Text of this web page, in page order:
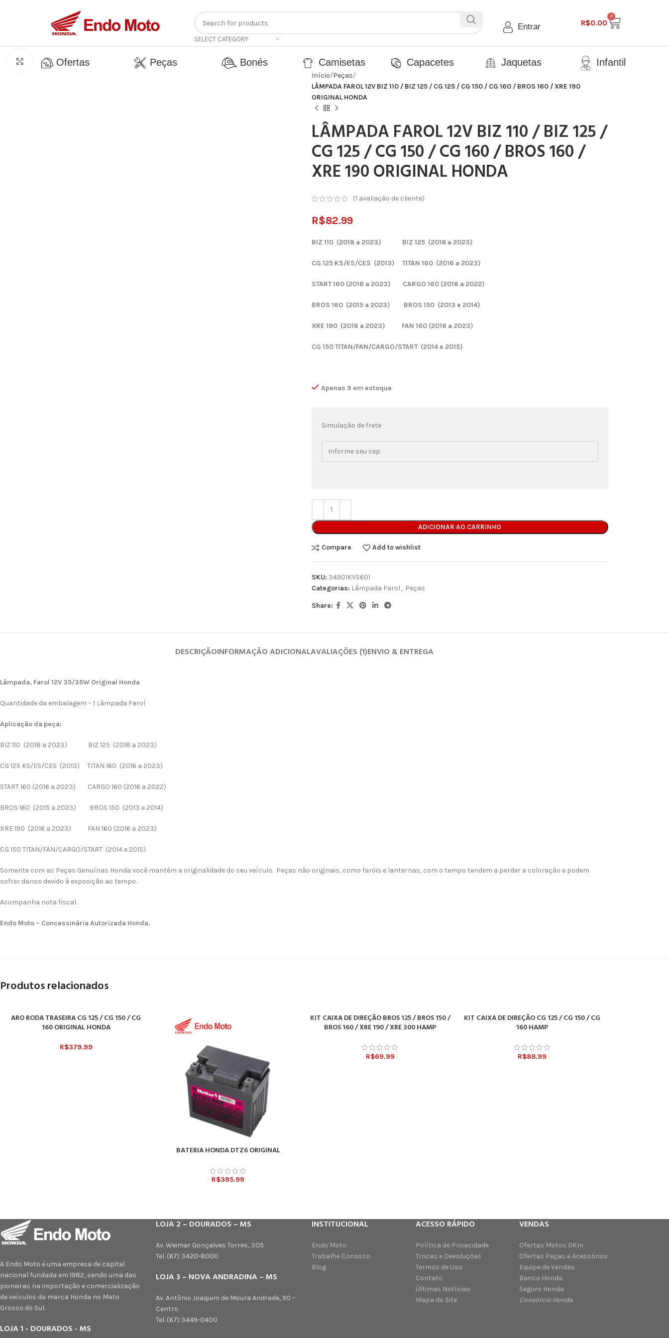
SELECT CATEGORY
Entrar R$0.00
0
Ofertas Peças Bonés Camisetas Capacetes Jaquetas Infantil
Click to enlarge
Início Peças
LÂMPADA FAROL 12V BIZ 110 / BIZ 125 / CG 125 / CG 150 / CG 160 / BROS 160 / XRE 190
ORIGINAL HONDA
LÂMPADA FAROL 12V BIZ 110 / BIZ 125 /
CG 125 / CG 150 / CG 160 / BROS 160 /
XRE 190 ORIGINAL HONDA
(1 avaliação de cliente)
R$82.99
BIZ 110 (2018 a 2023) BIZ 125 (2018 a 2023)
CG 125 KS/ES/CES (2013) TITAN 160 (2016 a 2023)
START 160 (2016 a 2023) CARGO 160 (2016 a 2022)
BROS 160 (2015 a 2023) BROS 150 (2013 e 2014)
XRE 190 (2016 a 2023) FAN 160 (2016 a 2023)
CG 150 TITAN/FAN/CARGO/START (2014 e 2015)
Apenas 9 em estoque
Simulação de frete
ADICIONAR AO CARRINHO
Compare Add to wishlist
SKU: 34901KVS601
Categorias: Lâmpada Farol , Peças
Share:
DESCRIÇÃOINFORMAÇÃO ADICIONALAVALIAÇÕES (1)ENVIO & ENTREGA
Lâmpada, Farol 12V 35/35W Original Honda
Quantidade da embalagem – 1 Lâmpada Farol
Aplicação da peça:
BIZ 110 (2018 a 2023) BIZ 125 (2018 a 2023)
CG 125 KS/ES/CES (2013) TITAN 160 (2016 a 2023)
START 160 (2016 a 2023) CARGO 160 (2016 a 2022)
BROS 160 (2015 a 2023) BROS 150 (2013 e 2014)
XRE 190 (2016 a 2023) FAN 160 (2016 a 2023)
CG 150 TITAN/FAN/CARGO/START (2014 e 2015)
Somente com as Peças Genuínas Honda você mantém a originalidade do seu veículo. Peças não originais, como faróis e lanternas, com o tempo tendem a perder a coloração e podem
sofrer danos devido à exposição ao tempo.
Acompanha nota fiscal.
Endo Moto – Concessinária Autorizada Honda.
Produtos relacionados
ADICIONAR AO CARRINHO
ARO RODA TRASEIRA CG 125 / CG 150 / CG
160 ORIGINAL HONDA
R$379.99
ADICIONAR AO CARRINHO
BATERIA HONDA DTZ6 ORIGINAL
R$395.99
ADICIONAR AO CARRINHO
KIT CAIXA DE DIREÇÃO BROS 125 / BROS 150 /
BROS 160 / XRE 190 / XRE 300 HAMP
R$69.99
ADICIONAR AO CARRINHO
KIT CAIXA DE DIREÇÃO CG 125 / CG 150 / CG
160 HAMP
R$88.99
A Endo Moto é uma empresa de capital
nacional fundada em 1982, sendo uma das
pioneiras na importação e comercialização
de veículos da marca Honda no Mato
Grosso do Sul.
LOJA 1 - DOURADOS - MS
LOJA 2 – DOURADOS – MS
Av. Weimar Gonçalves Torres, 305
Tel. (67) 3420-8000
LOJA 3 – NOVA ANDRADINA – MS
Av. Antônio Joaquim de Moura Andrade, 90 –
Centro
Tel. (67) 3449-0400
INSTITUCIONAL
Endo Moto
Trabalhe Conosco
Blog
ACESSO RÁPIDO
Política de Privacidade
Trocas e Devoluções
Termos de Uso
Contato
Últimas Notícias
Mapa do Site
VENDAS
Ofertas Motos 0Km
Ofertas Peças e Acessórios
Equipe de Vendas
Banco Honda
Seguro Honda
Consórcio Honda